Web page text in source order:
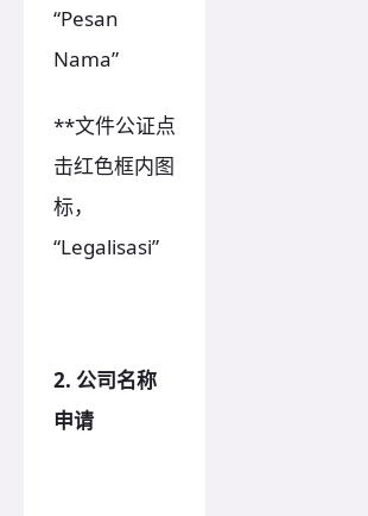
“Pesan
Nama”
**文件公证点
击红色框内图
标，
“Legalisasi”
2. 公司名称
申请